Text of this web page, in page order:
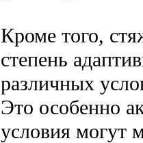
Кроме того,
степень
различных
Это особенно
условия могут